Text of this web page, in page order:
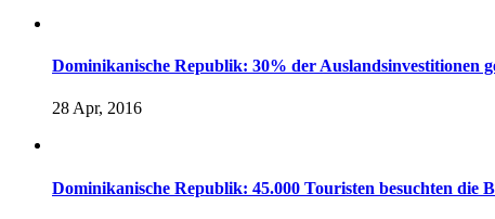
Dominikanische Republik: 30% der Auslandsinvestitionen
28 Apr, 2016
Dominikanische Republik: 45.000 Touristen besuchten die